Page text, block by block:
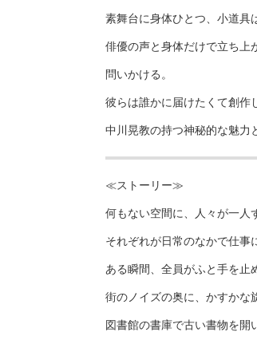
素舞台に身体ひとつ、小道具
俳優の声と身体だけで立ち上
問いかける。
彼らは誰かに届けたくて創作
中川晃教の持つ神秘的な魅力
≪ストーリー≫
何もない空間に、人々が一人
それぞれが日常のなかで仕事
ある瞬間、全員がふと手を止
街のノイズの奥に、かすかな
図書館の書庫で古い書物を開